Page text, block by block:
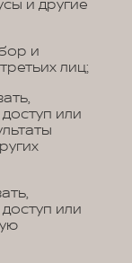
и другие
и
лиц;
или
или